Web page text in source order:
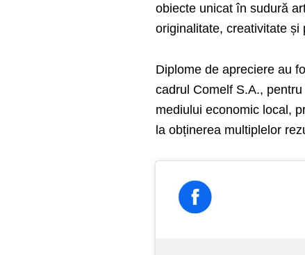
obiecte unicat în sudură
originalitate, creativitate
Diplome de apreciere au
cadrul Comelf S.A.,
mediului economic local,
la obținerea multiplelor